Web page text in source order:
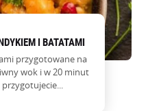
I BATATAMI
przygotowane na
wok i w 20 minut